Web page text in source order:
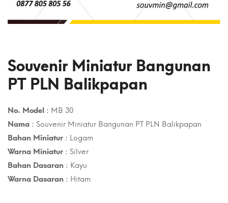
Souvenir Miniatur Bangunan
PT PLN Balikpapan
No. Model : MB 30
Nama : Souvenir Miniatur Bangunan PT PLN Balikpapan
Bahan Miniatur : Logam
Warna Miniatur : Silver
Bahan Dasaran : Kayu
Warna Dasaran : Hitam